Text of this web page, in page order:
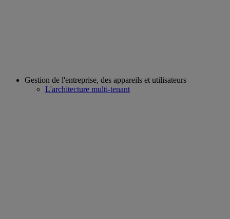
Gestion de l'entreprise, des appareils et utilisateurs
L'architecture multi-tenant